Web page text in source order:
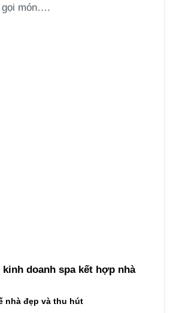
gọi món….
kinh doanh spa kết hợp nhà
nhà đẹp và thu hút